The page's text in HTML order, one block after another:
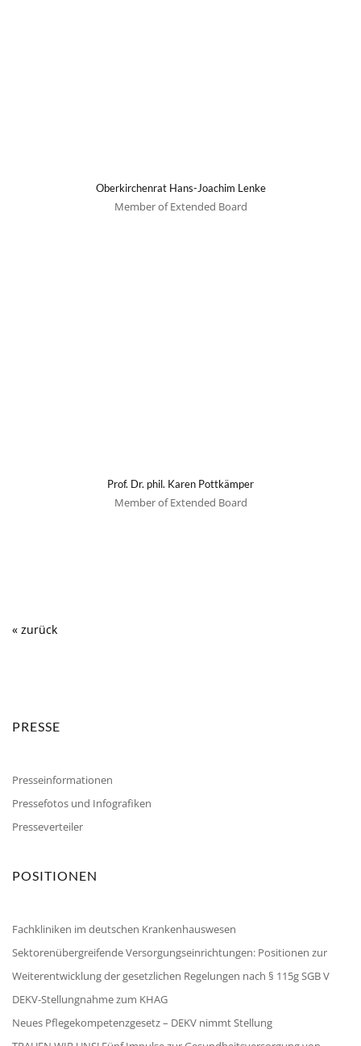
Oberkirchenrat Hans-Joachim Lenke
Member of Extended Board
Prof. Dr. phil. Karen Pottkämper
Member of Extended Board
« zurück
PRESSE
Presseinformationen
Pressefotos und Infografiken
Presseverteiler
POSITIONEN
Fachkliniken im deutschen Krankenhauswesen
Sektorenübergreifende Versorgungseinrichtungen: Positionen zur
Weiterentwicklung der gesetzlichen Regelungen nach § 115g SGB V
DEKV-Stellungnahme zum KHAG
Neues Pflegekompetenzgesetz – DEKV nimmt Stellung